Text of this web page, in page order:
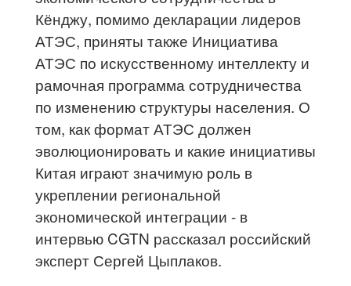
Кёнджу, помимо декларации лидеров
АТЭС, приняты также Инициатива
АТЭС по искусственному интеллекту и
рамочная программа сотрудничества
по изменению структуры населения. О
том, как формат АТЭС должен
эволюционировать и какие инициативы
Китая играют значимую роль в
укреплении региональной
экономической интеграции - в
интервью CGTN рассказал российский
эксперт Сергей Цыплаков.